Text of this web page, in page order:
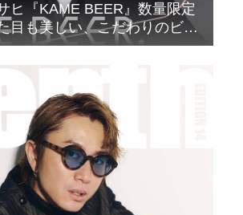
ヒ『KAME BEER』数量限定
目も美しい、こだわりのビー